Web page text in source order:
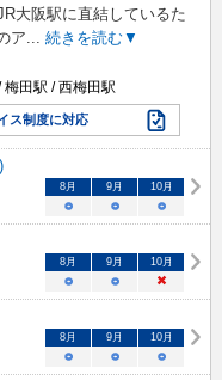
大阪駅に直結しているた
ア
続きを読む▼
田駅 / 西梅田駅
ス制度に対応
8 月 9 月 10月
○ ○ ○
8 月 9 月 10月
○ ○ ×
8 月 9 月 10月
○ ○ ○